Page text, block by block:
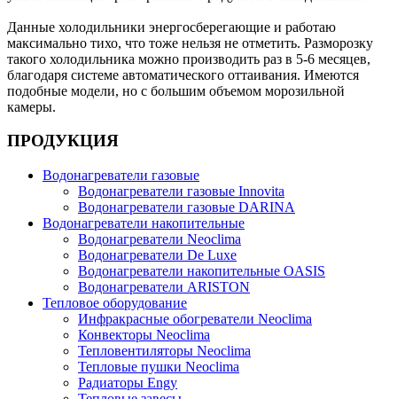
Данные холодильники энергосберегающие и работаю
максимально тихо, что тоже нельзя не отметить. Разморозку
такого холодильника можно производить раз в 5-6 месяцев,
благодаря системе автоматического оттаивания. Имеются
подобные модели, но с большим объемом морозильной
камеры.
ПРОДУКЦИЯ
Водонагреватели газовые
Водонагреватели газовые Innovita
Водонагреватели газовые DARINA
Водонагреватели накопительные
Водонагреватели Neoclima
Водонагреватели De Luxe
Водонагреватели накопительные OASIS
Водонагреватели ARISTON
Тепловое оборудование
Инфракрасные обогреватели Neoclima
Конвекторы Neoclima
Тепловентиляторы Neoclima
Тепловые пушки Neoclima
Радиаторы Engy